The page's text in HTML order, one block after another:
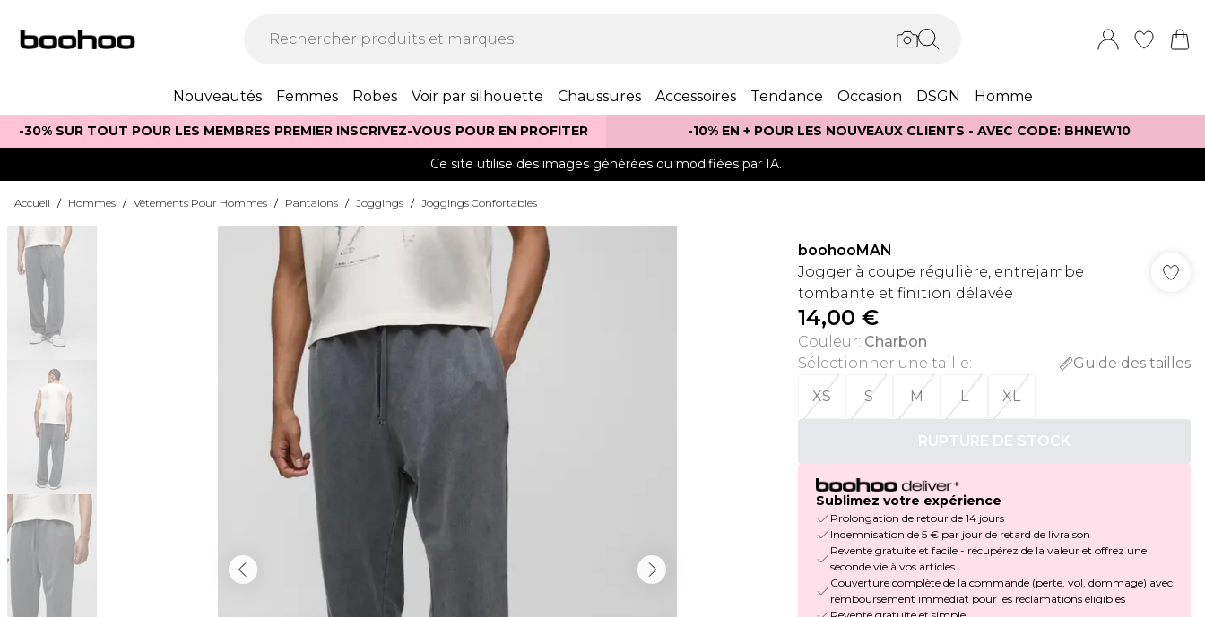
Nouveautés Femmes Robes Voir par silhouette Chaussures Accessoires Tendance Occasion DSGN Homme
-30% SUR TOUT POUR LES MEMBRES PREMIER INSCRIVEZ-VOUS POUR EN PROFITER -10% EN + POUR LES NOUVEAUX CLIENTS - AVEC CODE: BHNEW10
Ce site utilise des images générées ou modifiées par IA.
Accueil / Hommes / Vêtements Pour Hommes / Pantalons / Joggings / Joggings Confortables
boohooMAN
Jogger à coupe régulière, entrejambe
tombante et finition délavée
14,00 €
Couleur: Charbon
Sélectionner une taille:
Guide des tailles
XS
S M L XL
RUPTURE DE STOCK
Sublimez votre expérience
Prolongation de retour de 14 jours
Indemnisation de 5 € par jour de retard de livraison
Revente gratuite et facile - récupérez de la valeur et offrez une
seconde vie à vos articles.
Couverture complète de la commande (perte, vol, dommage) avec
remboursement immédiat pour les réclamations éligibles